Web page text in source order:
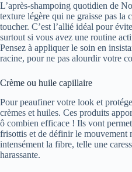
L’après-shampoing quotidien de
texture légère qui ne graisse pas la
toucher. C’est l’allié idéal pour
surtout si vous avez une routine
Pensez à appliquer le soin en
racine, pour ne pas alourdir votre
Crème ou huile capillaire
Pour peaufiner votre look et
crèmes et huiles. Ces produits
ô combien efficace ! Ils vont
frisottis et de définir le mouvement
intensément la fibre, telle une
harassante.